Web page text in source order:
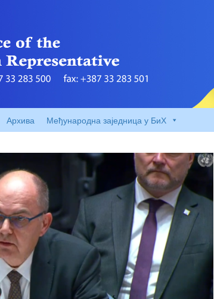
Архива Међународна заједница у БиХ